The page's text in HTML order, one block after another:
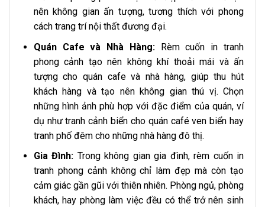
nên không gian ấn tượng, tương thích với phong
cách trang trí nội thất đương đại.
Quán Cafe và Nhà Hàng:Rèm cuốn in tranh
phong cảnh tạo nên không khí thoải mái và ấn
tượng cho quán cafe và nhà hàng, giúp thu hút
khách hàng và tạo nên không gian thú vị. Chọn
những hình ảnh phù hợp với đặc điểm của quán, ví
dụ như tranh cảnh biển cho quán café ven biển hay
tranh phố đêm cho những nhà hàng đô thị.
Gia Đình: Trong không gian gia đình, rèm cuốn in
tranh phong cảnh không chỉ làm đẹp mà còn tạo
cảm giác gần gũi với thiên nhiên. Phòng ngủ, phòng
khách, hay phòng làm việc đều có thể trở nên sinh